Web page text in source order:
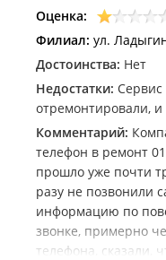
Оценка:
Филиал: ул.
Достоинства: Нет
Недостатки:
отремонтировали, и
Комментарий:
телефон в ремонт
прошло уже почти
разу не позвонили
информацию по
звонке, примерно
телефона, сказали,